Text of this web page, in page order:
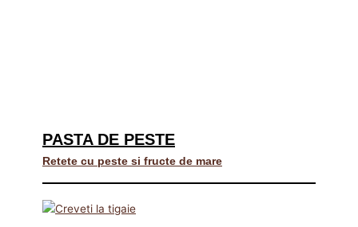
PASTA DE PESTE
Retete cu peste si fructe de mare